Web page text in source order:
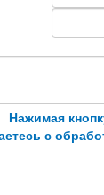
Нажимая
с